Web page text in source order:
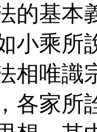
的基本
小乘所
相唯
各家所